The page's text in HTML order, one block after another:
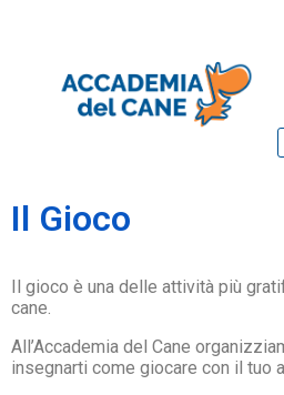
Il Gioco
Il gioco è una delle attività più
cane.
All’Accademia del Cane
insegnarti come giocare con il tuo